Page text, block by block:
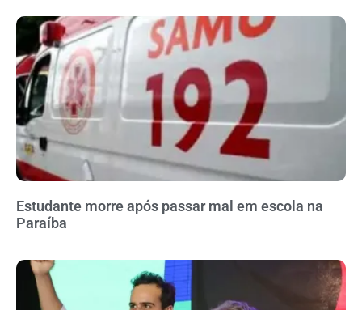
Estudante morre após passar mal em escola na
Paraíba